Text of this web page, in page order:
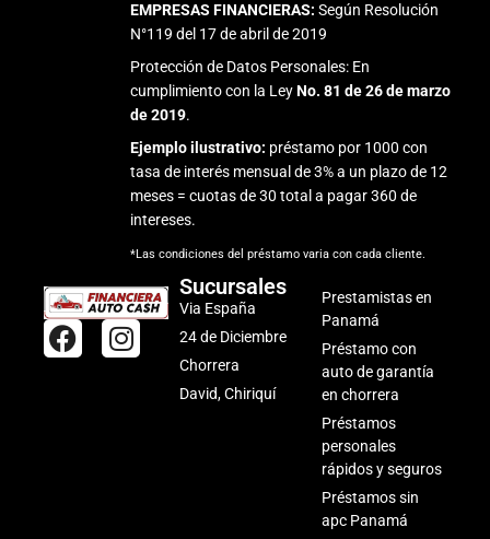
EMPRESAS FINANCIERAS: Según Resolución
N°119 del 17 de abril de 2019
Protección de Datos Personales: En
cumplimiento con la LeyNo. 81 de 26 de marzo
de 2019.
Ejemplo ilustrativo: préstamo por 1000 con
tasa de interés mensual de 3% a un plazo de 12
meses = cuotas de 30 total a pagar 360 de
intereses.
*Las condiciones del préstamo varia con cada cliente.
F
a
I
n
Sucursales
Via España
24 de Diciembre
Chorrera
David, Chiriquí
Prestamistas en
Panamá
Préstamo con
auto de garantía
en chorrera
Préstamos
personales
rápidos y seguros
Préstamos sin
apc Panamá